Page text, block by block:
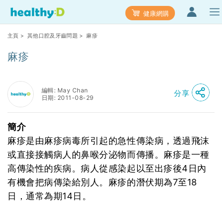
健康網購
主頁 > 其他口腔及牙齒問題 > 麻疹
麻疹
編輯: May Chan
日期: 2011-08-29
分享
簡介
麻疹是由麻疹病毒所引起的急性傳染病，透過飛沫
或直接接觸病人的鼻喉分泌物而傳播。麻疹是一種
高傳染性的疾病。病人從感染起以至出疹後4日內
有機會把病傳染給別人。麻疹的潛伏期為7至18
日，通常為期14日。